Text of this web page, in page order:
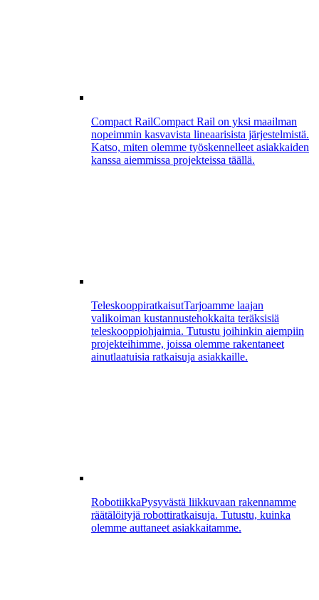
Compact RailCompact Rail on yksi maailman
nopeimmin kasvavista lineaarisista järjestelmistä.
Katso, miten olemme työskennelleet asiakkaiden
kanssa aiemmissa projekteissa täällä.
TeleskooppiratkaisutTarjoamme laajan
valikoiman kustannustehokkaita teräksisiä
teleskooppiohjaimia. Tutustu joihinkin aiempiin
projekteihimme, joissa olemme rakentaneet
ainutlaatuisia ratkaisuja asiakkaille.
RobotiikkaPysyvästä liikkuvaan rakennamme
räätälöityjä robottiratkaisuja. Tutustu, kuinka
olemme auttaneet asiakkaitamme.